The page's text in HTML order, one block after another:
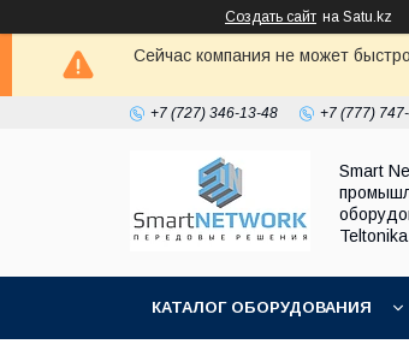
Создать сайт на Satu.kz
Сейчас компания не может
+7 (727) 346-13-48 +7 (777)
Smart
КАТАЛОГ ОБОРУДОВАНИЯ